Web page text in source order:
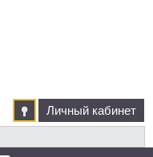
Личный кабинет